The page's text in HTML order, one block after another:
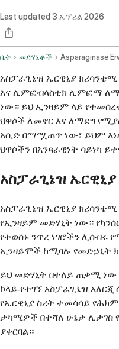
Last updated 3 ኤፕሪል 2026
ቤት መድሃኒቶች
አስፓራጊኔዝ ኤርዊኒያ
እና ሊምፎብላስቲክ ሊምፎማ
ነው። ይህ ኢንዛይም ላይ
ህዋሶች ለመኖር እና ለማደግ
አሲድ በማሟጠጥ ነው፣ ይህም
ህዋሶችን በአንጻራዊነት ሳይነካ
አስፓራጊኔዝ
አስፓራጊኔዝ ኤርዊኒያ ክሪሳንቴሚ
የኢንዛይም መድሃኒት ነው።
የተወሰኑ ንጥረ ነገሮችን ሊሰብሩ
ኢንዛይሞች ከሚባሉ የመድኃኒት
ይህ መድሃኒት በተለይ ጠቃሚ
ኮላይ-የተገኘ አስፓራጊኔዝ
የኤርዊኒያ ስሪት ተመሳሳይ
ታካሚዎች በተሻለ ሁኔታ ሊታገስ
ያቀርባል።